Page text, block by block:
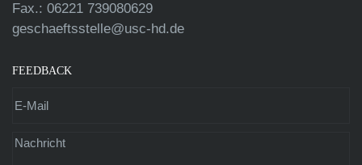
Fax.: 06221 739080629
geschaeftsstelle@usc-hd.de
FEEDBACK